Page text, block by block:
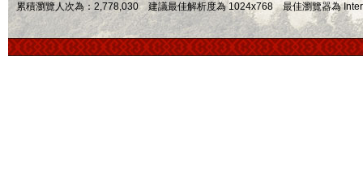
累積瀏覽人次為：2,778,030 建議最佳解析度為 1024x768 最佳瀏覽器為